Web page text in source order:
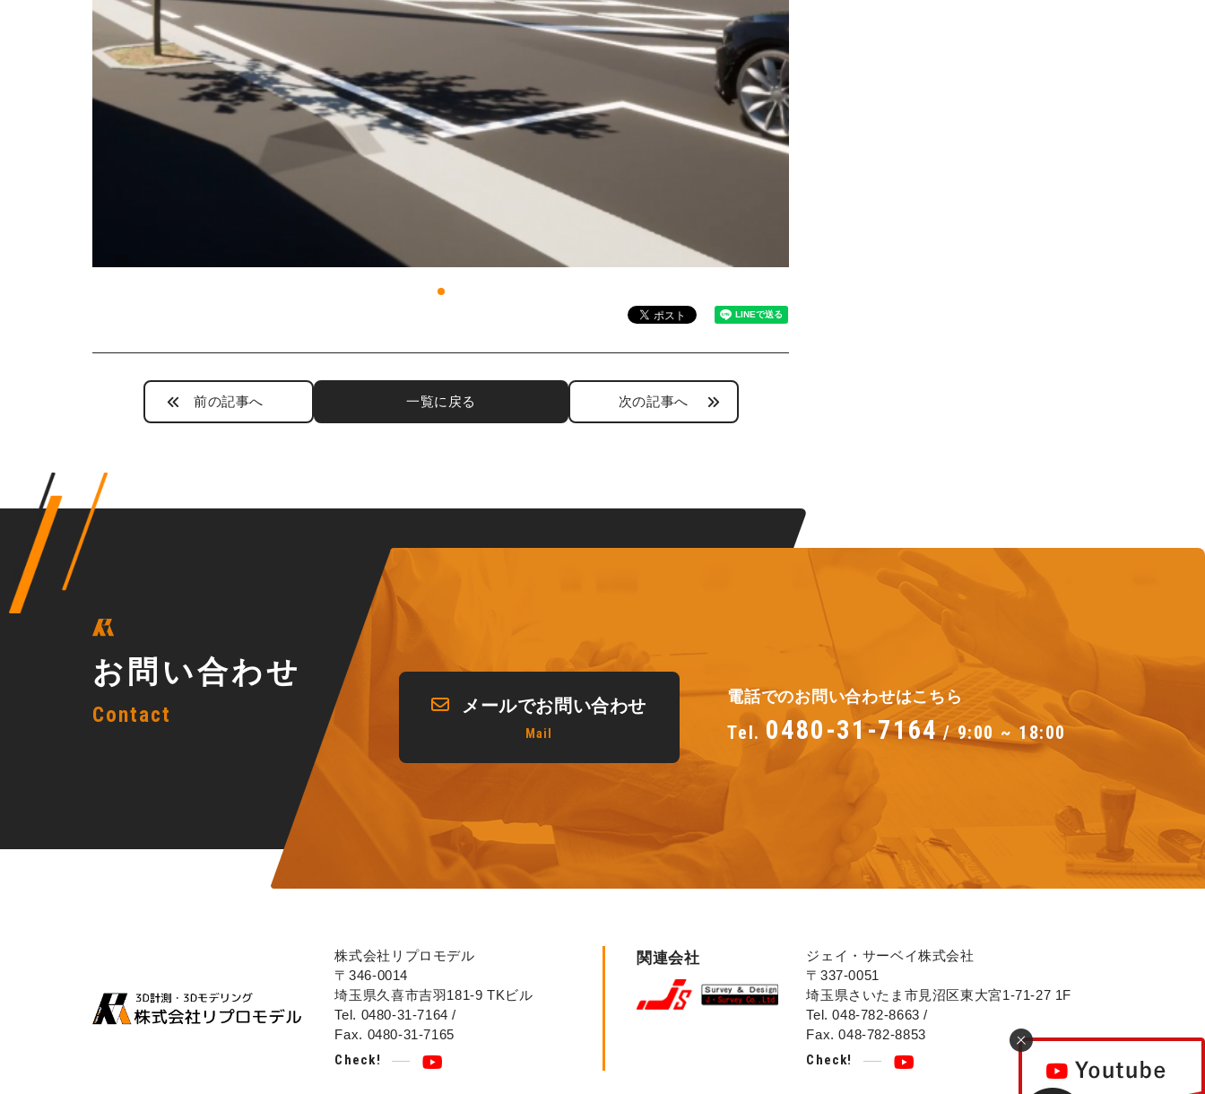
前の記事へ 一覧に戻る 次の記事へ
お問い合わせ
Contact メールでお問い合わせ
Mail
電話でのお問い合わせはこちら
Tel. 0480-31-7164/ 9:00 ~ 18:00
株式会社リプロモデル
〒346-0014
埼玉県久喜市吉羽181-9 TKビル
Tel. 0480-31-7164 /
Fax. 0480-31-7165
Check!
関連会社
ジェイ・サーベイ株式会社
〒337-0051
埼玉県さいたま市見沼区東大宮1-71-27 1F
Tel. 048-782-8663 /
Fax. 048-782-8853
Check!